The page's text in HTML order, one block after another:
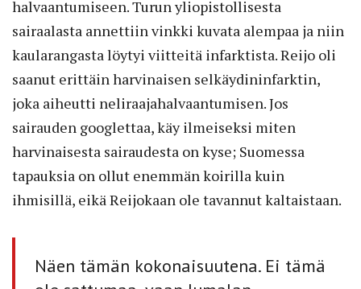
halvaantumiseen. Turun yliopistollisesta
sairaalasta annettiin vinkki kuvata alempaa ja niin
kaularangasta löytyi viitteitä infarktista. Reijo oli
saanut erittäin harvinaisen selkäydininfarktin,
joka aiheutti neliraajahalvaantumisen. Jos
sairauden googlettaa, käy ilmeiseksi miten
harvinaisesta sairaudesta on kyse; Suomessa
tapauksia on ollut enemmän koirilla kuin
ihmisillä, eikä Reijokaan ole tavannut kaltaistaan.
Näen tämän kokonaisuutena. Ei tämä